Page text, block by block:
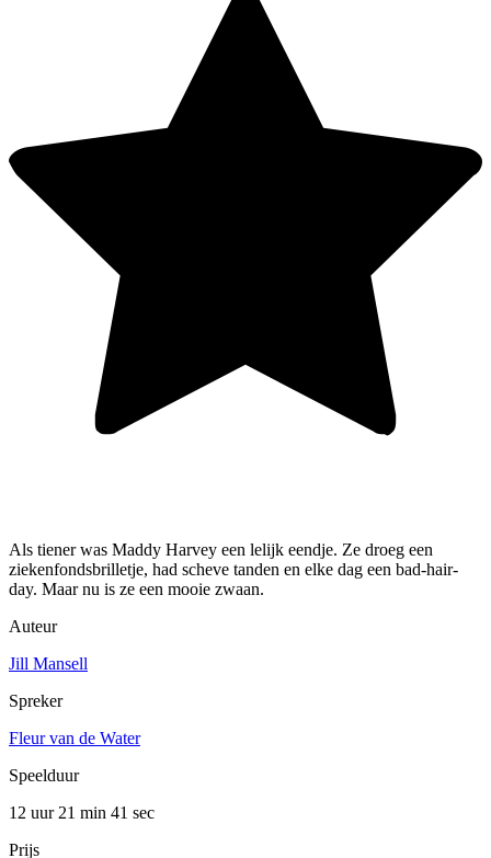
Als tiener was Maddy Harvey een lelijk eendje. Ze droeg een
ziekenfondsbrilletje, had scheve tanden en elke dag een bad-hair-
day. Maar nu is ze een mooie zwaan.
Auteur
Jill Mansell
Spreker
Fleur van de Water
Speelduur
12 uur 21 min 41 sec
Prijs